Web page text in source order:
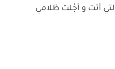
أتت و أجْلت ظلامي